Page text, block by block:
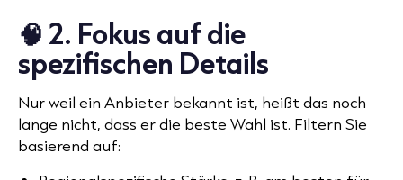
🧠 2. Fokus auf die
spezifischen Details
Nur weil ein Anbieter bekannt ist, heißt das noch
lange nicht, dass er die beste Wahl ist. Filtern Sie
basierend auf: